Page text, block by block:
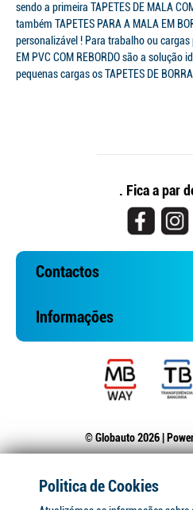
sendo a primeira TAPETES DE MALA
também TAPETES PARA A MALA EM
personalizável ! Para trabalho ou cargas
EM PVC COM REBORDO são a solução
pequenas cargas os TAPETES DE
. Fica a par
Contactos
Informações
© Globauto 2026 |
Politica de Cookies